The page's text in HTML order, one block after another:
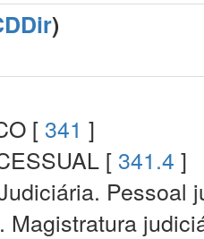
)
[ 341 ]
[ 341.4 ]
Pessoal
Magistratura